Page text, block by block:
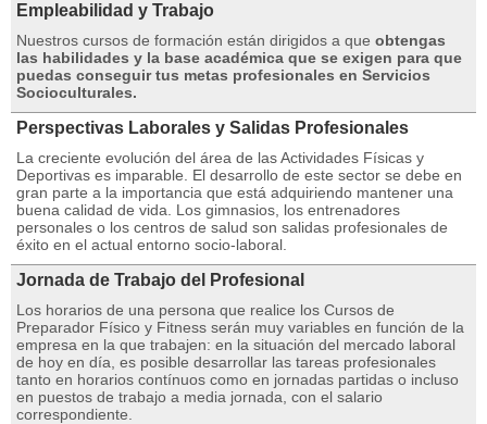
Empleabilidad y Trabajo
Nuestros cursos de formación están dirigidos a que obtengas
las habilidades y la base académica que se exigen para que
puedas conseguir tus metas profesionales en Servicios
Socioculturales.
Perspectivas Laborales y Salidas Profesionales
La creciente evolución del área de las Actividades Físicas y
Deportivas es imparable. El desarrollo de este sector se debe en
gran parte a la importancia que está adquiriendo mantener una
buena calidad de vida. Los gimnasios, los entrenadores
personales o los centros de salud son salidas profesionales de
éxito en el actual entorno socio-laboral.
Jornada de Trabajo del Profesional
Los horarios de una persona que realice los Cursos de
Preparador Físico y Fitness serán muy variables en función de la
empresa en la que trabajen: en la situación del mercado laboral
de hoy en día, es posible desarrollar las tareas profesionales
tanto en horarios contínuos como en jornadas partidas o incluso
en puestos de trabajo a media jornada, con el salario
correspondiente.